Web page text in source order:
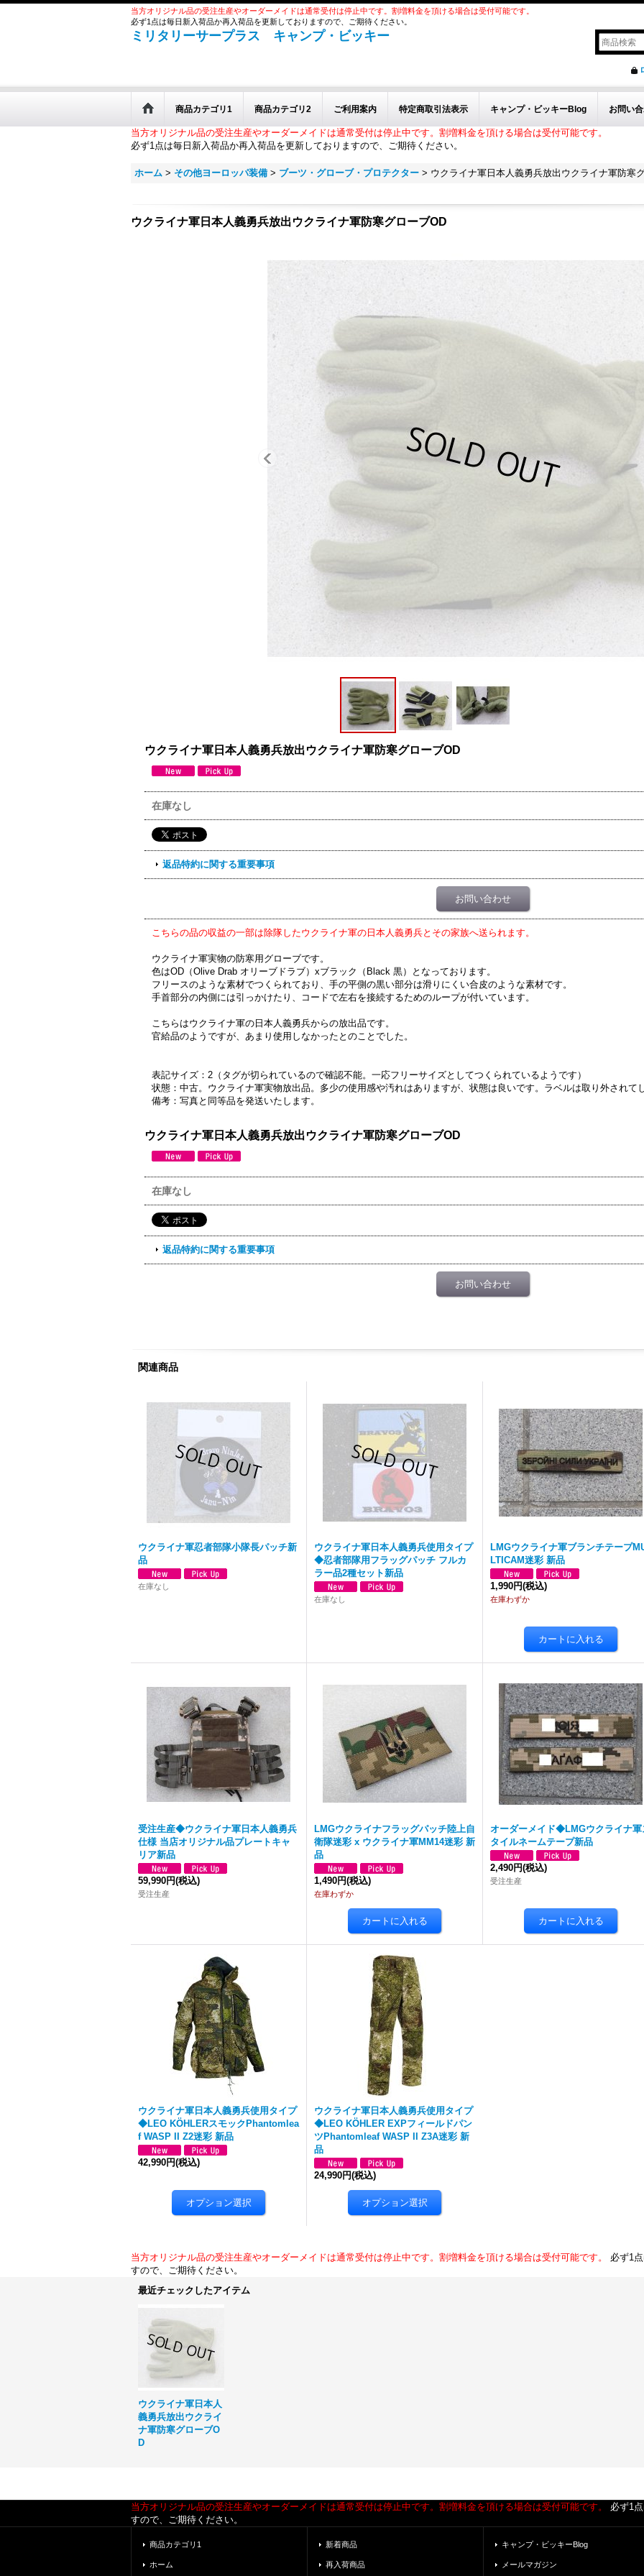
当方オリジナル品の受注生産やオーダーメイドは通常受付は停止中です。割増料金を頂ける場合は受付可能です。
必ず1点は毎日新入荷品か再入荷品を更新しておりますので、ご期待ください。
ミリタリーサープラス キャンプ・ビッキー
商品カテゴリ1 商品カテゴリ2 ご利用案内 特定商取引法表示 キャンプ・ビッキーBlog お問い
当方オリジナル品の受注生産やオーダーメイドは通常受付は停止中です。割増料金を頂ける場合は受付可能です。
必ず1点は毎日新入荷品か再入荷品を更新しておりますので、ご期待ください。
ホーム > その他ヨーロッパ装備 > ブーツ・グローブ・プロテクター > ウクライナ軍日本人義勇兵放出ウクライナ軍防寒
ウクライナ軍日本人義勇兵放出ウクライナ軍防寒グローブOD
ウクライナ軍日本人義勇兵放出ウクライナ軍防寒グローブOD
在庫なし
返品特約に関する重要事項
お問い合わせ
こちらの品の収益の一部は除隊したウクライナ軍の日本人義勇兵とその家族へ送られます。
ウクライナ軍実物の防寒用グローブです。
色はOD（Olive Drab オリーブドラブ）xブラック（Black 黒）となっております。
フリースのような素材でつくられており、手の平側の黒い部分は滑りにくい合皮のような素材です。
手首部分の内側には引っかけたり、コードで左右を接続するためのループが付いています。
こちらはウクライナ軍の日本人義勇兵からの放出品です。
官給品のようですが、あまり使用しなかったとのことでした。
表記サイズ：2（タグが切られているので確認不能。一応フリーサイズとしてつくられているようです）
状態：中古。ウクライナ軍実物放出品。多少の使用感や汚れはありますが、状態は良いです。ラベルは取り外されて
備考：写真と同等品を発送いたします。
ウクライナ軍日本人義勇兵放出ウクライナ軍防寒グローブOD
在庫なし
返品特約に関する重要事項
お問い合わせ
関連商品
ウクライナ軍忍者部隊小隊長パッチ新
品
在庫なし
ウクライナ軍日本人義勇兵使用タイプ
◆忍者部隊用フラッグパッチ フルカ
ラー品2種セット新品
在庫なし
LMGウクライナ軍ブランチテープ
LTICAM迷彩 新品
1,990円(税込)
在庫わずか
受注生産◆ウクライナ軍日本人義勇兵
仕様 当店オリジナル品プレートキャ
リア新品
59,990円(税込)
受注生産
LMGウクライナフラッグパッチ陸上自
衛隊迷彩 x ウクライナ軍MM14迷彩 新
品
1,490円(税込)
在庫わずか
オーダーメイド◆LMGウクライナ軍
タイルネームテープ新品
2,490円(税込)
受注生産
ウクライナ軍日本人義勇兵使用タイプ
◆LEO KÖHLERスモックPhantomlea
f WASP II Z2迷彩 新品
42,990円(税込)
ウクライナ軍日本人義勇兵使用タイプ
◆LEO KÖHLER EXPフィールドパン
ツPhantomleaf WASP II Z3A迷彩 新
品
24,990円(税込)
当方オリジナル品の受注生産やオーダーメイドは通常受付は停止中です。割増料金を頂ける場合は受付可能です。
必ず1
すので、ご期待ください。
最近チェックしたアイテム
ウクライナ軍日本人
義勇兵放出ウクライ
ナ軍防寒グローブO
D
当方オリジナル品の受注生産やオーダーメイドは通常受付は停止中です。割増料金を頂ける場合は受付可能です。
必ず1
すので、ご期待ください。
商品カテゴリ1
ホーム
新着商品
再入荷商品
キャンプ・ビッキーBlog
メールマガジン